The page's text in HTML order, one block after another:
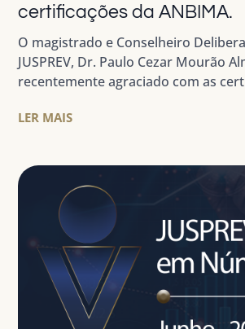
certificações da ANBIMA.
O magistrado e Conselheiro
JUSPREV, Dr. Paulo Cezar Mourão
recentemente agraciado com as
LER MAIS